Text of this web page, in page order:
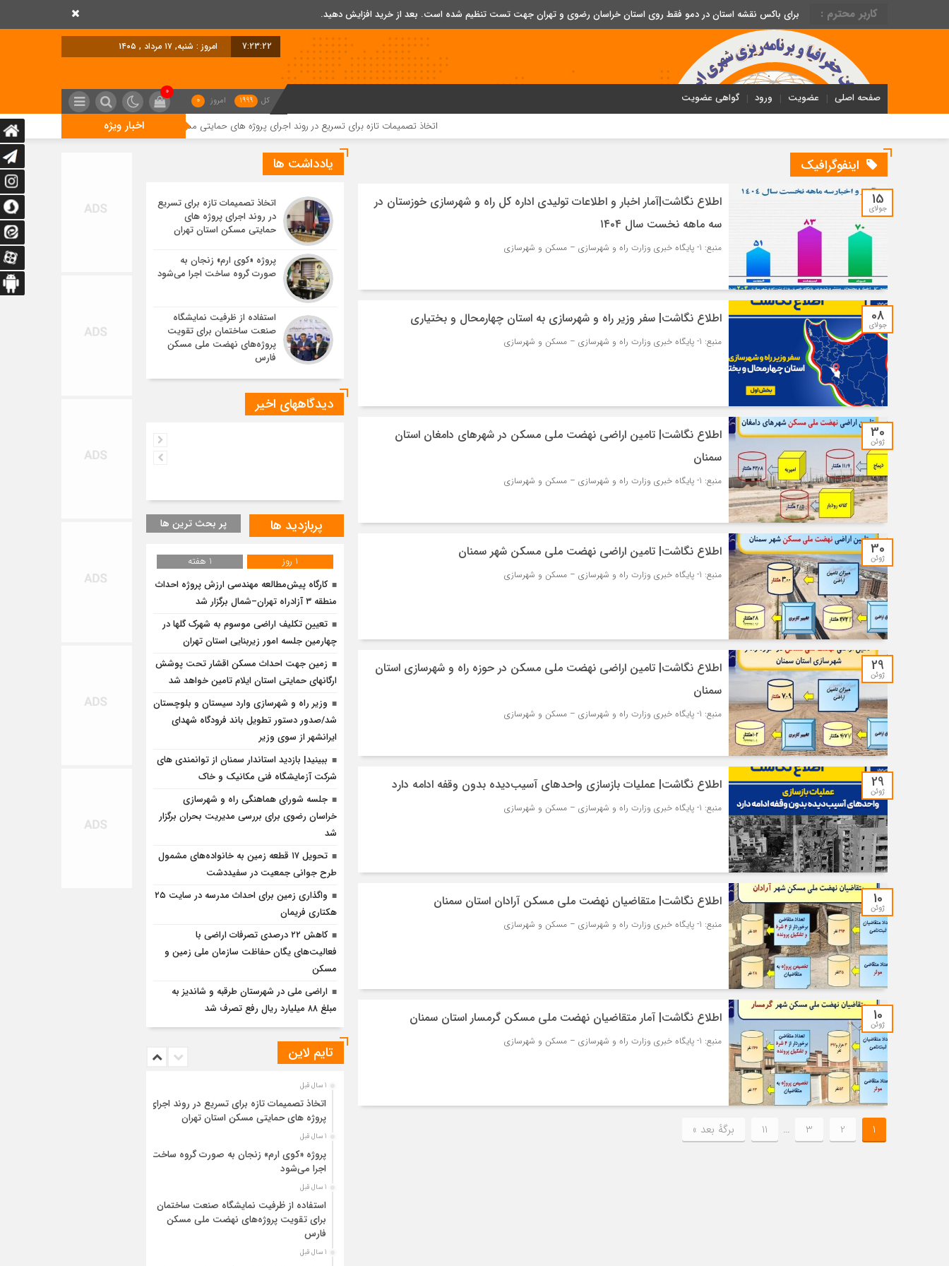
کاربر محترم : برای باکس نقشه استان در دمو فقط روی استان خراسان رضوی و تهران جهت تست تنظیم شده است. بعد از خرید افزایش دهید.
7:23:23 امروز : شنبه, ۱۷ مرداد , ۱۴۰۵
صفحه اصلی عضویت ورود گواهی عضویت کل 1999 امروز 0
0
اخبار ویژه اتخاذ تصمیمات تازه برای تسریع در روند اجرای پروژه های حمایتی مسکن استان تهران پروژه «کوی ارم» زنجان به صورت گروه
اینفوگرافیک
15
جولای
اطلاع نگاشت|آمار اخبار و اطلاعات تولیدی اداره کل راه و شهرسازی خوزستان در
سه ماهه نخست سال ۱۴۰۴
منبع: 1- پایگاه خبری وزارت راه و شهرسازی – مسکن و شهرسازی
08
جولای اطلاع نگاشت| سفر وزیر راه و شهرسازی به استان‌ چهارمحال و بختیاری
منبع: 1- پایگاه خبری وزارت راه و شهرسازی – مسکن و شهرسازی
30
ژوئن
اطلاع نگاشت| تامین اراضی نهضت ملی مسکن در شهرهای دامغان استان
سمنان
منبع: 1- پایگاه خبری وزارت راه و شهرسازی – مسکن و شهرسازی
30
ژوئن اطلاع نگاشت| تامین اراضی نهضت ملی مسکن شهر سمنان
منبع: 1- پایگاه خبری وزارت راه و شهرسازی – مسکن و شهرسازی
29
ژوئن
اطلاع نگاشت| تامین اراضی نهضت ملی مسکن در حوزه راه و شهرسازی استان
سمنان
منبع: 1- پایگاه خبری وزارت راه و شهرسازی – مسکن و شهرسازی
29
ژوئن اطلاع نگاشت| عملیات بازسازی واحدهای آسیب‌دیده بدون وقفه ادامه دارد
منبع: 1- پایگاه خبری وزارت راه و شهرسازی – مسکن و شهرسازی
10
ژوئن اطلاع نگاشت| متقاضیان نهضت ملی مسکن آرادان استان سمنان
منبع: 1- پایگاه خبری وزارت راه و شهرسازی – مسکن و شهرسازی
10
ژوئن اطلاع نگاشت| آمار متقاضیان نهضت ملی مسکن گرمسار استان سمنان
منبع: 1- پایگاه خبری وزارت راه و شهرسازی – مسکن و شهرسازی
1
2
3
…
11 برگهٔ بعد »
یادداشت ها
اتخاذ تصمیمات تازه برای تسریع
در روند اجرای پروژه های
حمایتی مسکن استان تهران
پروژه «کوی ارم» زنجان به
صورت گروه ساخت اجرا می‌شود
استفاده از ظرفیت نمایشگاه
صنعت ساختمان برای تقویت
پروژه‌های نهضت ملی مسکن
فارس
دیدگاههای اخیر
پربازدید ها پر بحث ترین ها
1 روز
1 هفته
کارگاه پیش‌مطالعه مهندسی ارزش پروژه احداث
منطقه ۳ آزادراه تهران–شمال برگزار شد
تعیین تکلیف اراضی موسوم به شهرک گلها در
چهارمین جلسه امور زیربنایی استان تهران
زمین جهت احداث مسکن اقشار تحت پوشش
ارگانهای حمایتی استان ایلام تامین خواهد شد
وزیر راه و شهرسازی وارد سیستان و بلوچستان
شد/صدور دستور تطویل باند فرودگاه شهدای
ایرانشهر از سوی وزیر
ببینید| بازدید استاندار سمنان از توانمندی های
شرکت آزمایشگاه فنی مکانیک و خاک
جلسه شورای هماهنگی راه و شهرسازی
خراسان رضوی برای بررسی مدیریت بحران برگزار
شد
تحویل ۱۷ قطعه زمین به خانواده‌های مشمول
طرح جوانی جمعیت در سفیددشت
واگذاری زمین برای احداث مدرسه در سایت ۲۵
هکتاری فریمان
کاهش ۲۲ درصدی تصرفات اراضی با
فعالیت‌های یگان حفاظت سازمان ملی زمین و
مسکن
اراضی ملی در شهرستان طرقبه و شاندیز به
مبلغ ۸۸ میلیارد ریال رفع تصرف شد
تایم لاین
1 سال قبل
اتخاذ تصمیمات تازه برای تسریع در روند اجرای
پروژه های حمایتی مسکن استان تهران
1 سال قبل
پروژه «کوی ارم» زنجان به صورت گروه ساخت
اجرا می‌شود
1 سال قبل
استفاده از ظرفیت نمایشگاه صنعت ساختمان
برای تقویت پروژه‌های نهضت ملی مسکن
فارس
1 سال قبل